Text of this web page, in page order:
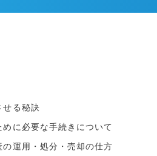
せる秘訣
に必要な手続きについて
の運用・処分・売却の仕方